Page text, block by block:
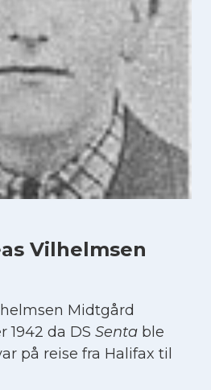
Vilhelmsen
Midtgård
1942 da DS Senta ble
på reise fra Halifax til